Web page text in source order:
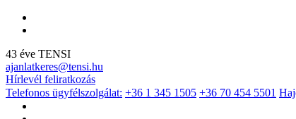
43 éve TENSI
ajanlatkeres@tensi.hu
Hírlevél feliratkozás
Telefonos ügyfélszolgálat: +36 1 345 1505 +36 70 454 5501